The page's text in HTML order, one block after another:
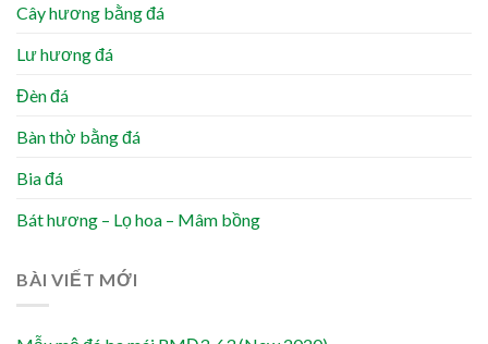
Cây hương bằng đá
Lư hương đá
Đèn đá
Bàn thờ bằng đá
Bia đá
Bát hương – Lọ hoa – Mâm bồng
BÀI VIẾT MỚI